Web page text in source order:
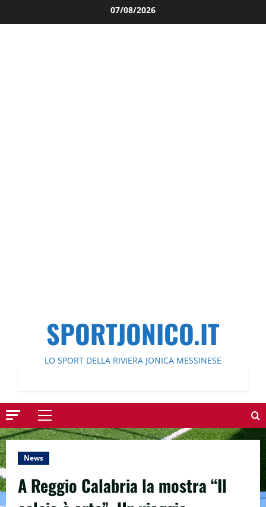
al
07/08/2026
SPORTJONICO.IT
LO SPORT DELLA RIVIERA JONICA MESSINESE
Menu
principale
News
A Reggio Calabria la mostra “Il